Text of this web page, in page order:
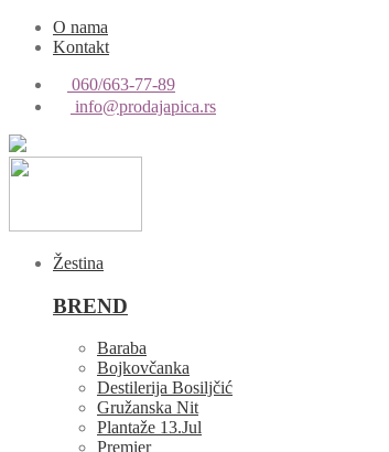
O nama
Kontakt
060/663-77-89
info@prodajapica.rs
Žestina
BREND
Baraba
Bojkovčanka
Destilerija Bosiljčić
Gružanska Nit
Plantaže 13.Jul
Premier